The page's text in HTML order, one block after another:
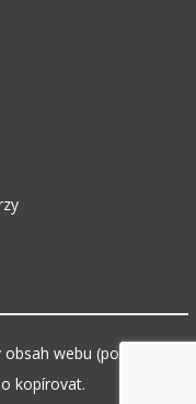
webu (pokud není
kopírovat.